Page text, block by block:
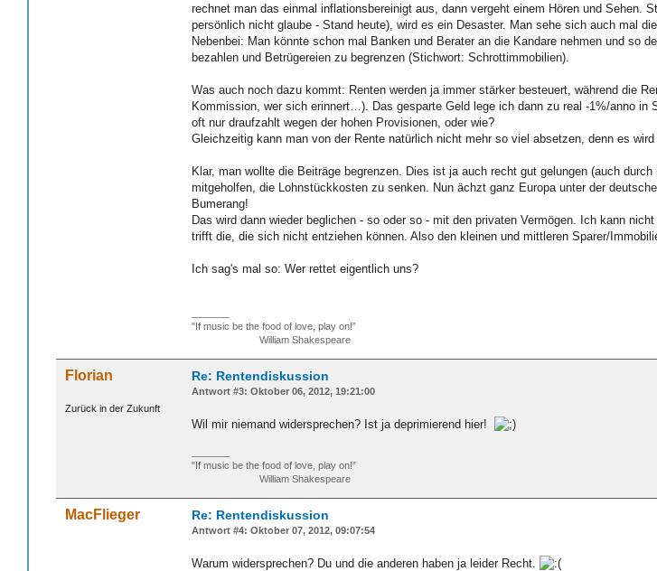
rechnet man das einmal inflationsbereinigt aus, dann vergeht einem Hören und Sehen.
persönlich nicht glaube - Stand heute), wird es ein Desaster. Man sehe sich auch mal
Nebenbei: Man könnte schon mal Banken und Berater an die Kandare nehmen und so
bezahlen und Betrügereien zu begrenzen (Stichwort: Schrottimmobilien).
Was auch noch dazu kommt: Renten werden ja immer stärker besteuert, während die
Kommission, wer sich erinnert…). Das gesparte Geld lege ich dann zu real -1%/anno in
oft nur draufzahlt wegen der hohen Provisionen, oder wie?
Gleichzeitig kann man von der Rente natürlich nicht mehr so viel absetzen, denn es
Klar, man wollte die Beiträge begrenzen. Dies ist ja auch recht gut gelungen (auch
mitgeholfen, die Lohnstückkosten zu senken. Nun ächzt ganz Europa unter der
Bumerang!
Das wird dann wieder beglichen - so oder so - mit den privaten Vermögen. Ich kann
trifft die, die sich nicht entziehen können. Also den kleinen und mittleren Sparer/
Ich sag's mal so: Wer rettet eigentlich uns?
"If music be the food of love, play on!”
William Shakespeare
Florian
Zurück in der Zukunft
Re: Rentendiskussion
Antwort #3: Oktober 06, 2012, 19:21:00
Wil mir niemand widersprechen? Ist ja deprimierend hier!
"If music be the food of love, play on!”
William Shakespeare
MacFlieger Re: Rentendiskussion
Antwort #4: Oktober 07, 2012, 09:07:54
Warum widersprechen? Du und die anderen haben ja leider Recht.